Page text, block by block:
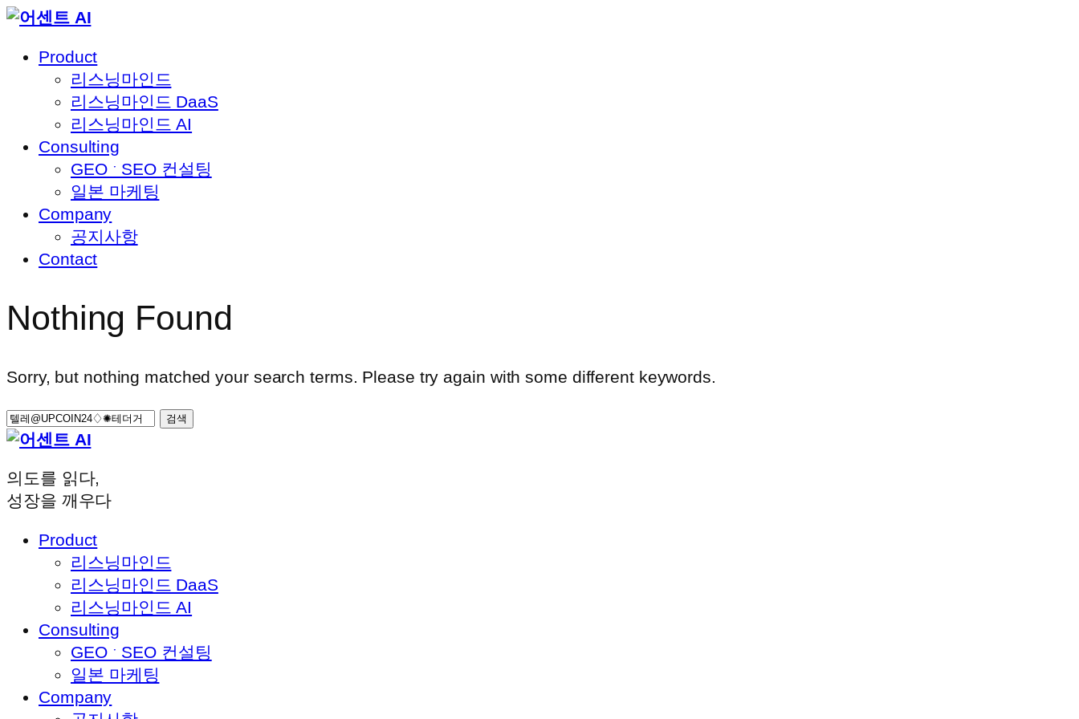
Skip
contentProduct
리스닝마인드
리스닝마인드 DaaS
리스닝마인드 AI
Consulting
GEO ˑ SEO 컨설팅
일본 마케팅
Company
공지사항
Contact
Nothing Found
Sorry, but nothing matched your search terms. Please try again with some different keywords.
검
색:
의도를 읽다,
성장을 깨우다
Product
리스닝마인드
리스닝마인드 DaaS
리스닝마인드 AI
Consulting
GEO ˑ SEO 컨설팅
일본 마케팅
Company